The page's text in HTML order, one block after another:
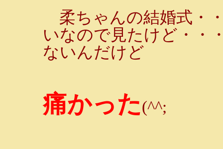
柔ちゃんの結婚式・
いなので見たけど・・
ないんだけど
痛かった(^^;